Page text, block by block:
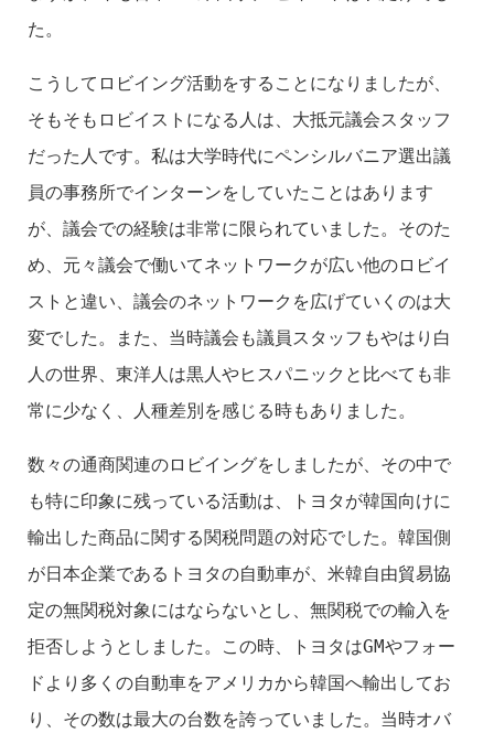
た。
こうしてロビイング活動をすることになりましたが、
そもそもロビイストになる人は、大抵元議会スタッフ
だった人です。私は大学時代にペンシルバニア選出議
員の事務所でインターンをしていたことはあります
が、議会での経験は非常に限られていました。そのた
め、元々議会で働いてネットワークが広い他のロビイ
ストと違い、議会のネットワークを広げていくのは大
変でした。また、当時議会も議員スタッフもやはり白
人の世界、東洋人は黒人やヒスパニックと比べても非
常に少なく、人種差別を感じる時もありました。
数々の通商関連のロビイングをしましたが、その中で
も特に印象に残っている活動は、トヨタが韓国向けに
輸出した商品に関する関税問題の対応でした。韓国側
が日本企業であるトヨタの自動車が、米韓自由貿易協
定の無関税対象にはならないとし、無関税での輸入を
拒否しようとしました。この時、トヨタはGMやフォー
ドより多くの自動車をアメリカから韓国へ輸出してお
り、その数は最大の台数を誇っていました。当時オバ